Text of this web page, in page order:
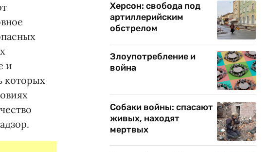
и
которых
Херсон: свобода под
артиллерийским
обстрелом
Злоупотребление и
война
Собаки войны: спасают
живых, находят
мертвых